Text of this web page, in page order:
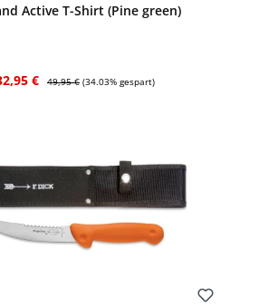
Active T-Shirt (Pine green)
€ Regulärer Preis:
49,95 € (34.03% gespart)